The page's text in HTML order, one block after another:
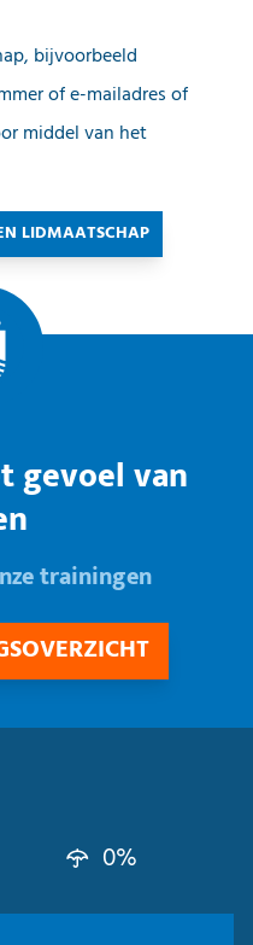
bijvoorbeeld
of e-mailadres of
middel van het
LIDMAATSCHAP
gevoel van
trainingen
0%